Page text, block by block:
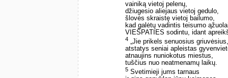
vainiką vietoj pelenų,
džiugesio aliejaus vietoj gedulo,
šlovės skraistę vietoj bailumo,
kad galėtų vadintis teisumo
VIEŠPATIES sodintu, idant
4 „Jie prikels senuosius griuvėsius,
atstatys seniai apleistas
atnaujins nuniokotus miestus,
tuščius nuo neatmenamų laikų.
5 Svetimieji jums tarnaus